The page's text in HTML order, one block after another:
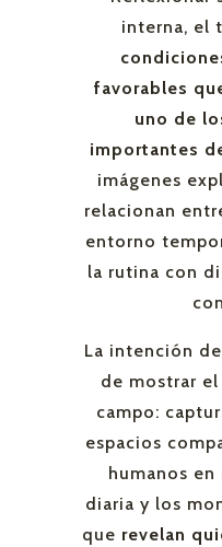
interna, el
favorables
uno de
importantes
imágenes
relacionan
entorno
la rutina con
La intención
de mostrar
campo:
espacios
humanos
diaria y los
que revelan